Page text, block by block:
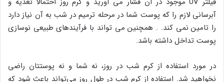
آبرسانی لازم را که پوست شما در مرحله ترمیم در شب به آن نیاز دارد
را تامین نمی کند. . همچنین می تواند با فرآیندهای طبیعی نوسازی
پوست تداخل داشته باشد.
در مورد استفاده از کرم شب در روز، نه شما و نه پوستتان راضی
نخواهید شد. استفاده از کرم شب در طول روز می‌تواند باعث شود که